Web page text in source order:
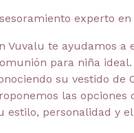
experto en
Vuvalu te ayudamos a
para niña
su vestido de
las opciones
estilo, personalidad y